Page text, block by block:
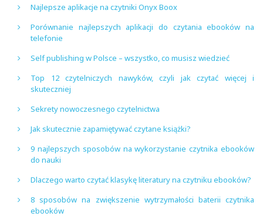
Najlepsze aplikacje na czytniki Onyx Boox
Porównanie najlepszych aplikacji do czytania ebooków na
telefonie
Self publishing w Polsce – wszystko, co musisz wiedzieć
Top 12 czytelniczych nawyków, czyli jak czytać więcej i
skuteczniej
Sekrety nowoczesnego czytelnictwa
Jak skutecznie zapamiętywać czytane książki?
9 najlepszych sposobów na wykorzystanie czytnika ebooków
do nauki
Dlaczego warto czytać klasykę literatury na czytniku ebooków?
8 sposobów na zwiększenie wytrzymałości baterii czytnika
ebooków